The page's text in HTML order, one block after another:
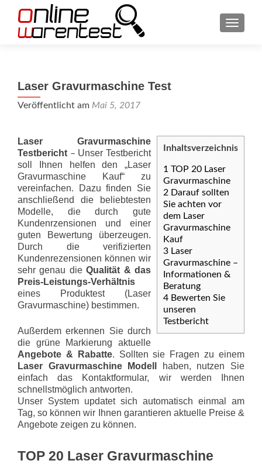
Laser Gravurmaschine Test
Veröffentlicht am Mai 5, 2017
Inhaltsverzeichnis
1 TOP 20 Laser
Gravurmaschine
2 Darauf sollten
Sie achten vor
dem Laser
Gravurmaschine
Kauf
3 Laser
Gravurmaschine –
Informationen &
Beratung
4 Bewerten Sie
unseren
Testbericht
Laser Gravurmaschine
Testbericht – Unser Testbericht
soll Ihnen helfen den „Laser
Gravurmaschine Kauf“ zu
vereinfachen. Dazu finden Sie
anschließend die beliebtesten
Modelle, die durch gute
Kundenrzensionen und einer
guten Bewertung überzeugen.
Durch die verifizierten
Kundenrezensionen können wir
sehr genau dieQualität & das
Preis-Leis­tungs-Ver­hält­nis
eines Produktest (Laser
Gravurmaschine) bestimmen.
Außerdem erkennen Sie durch
die grüne Markierung aktuelle
Angebote & Rabatte. Sollten sie Fragen zu einem
Laser Gravurmaschine Modell
haben, nutzen Sie
einfach das Kontaktformular, wir werden Ihnen
schnellstmöglich antworten.
Unser System updatet sich automatisch einmal am
Tag, so können wir Ihnen garantieren aktuelle Preise &
Angebote zeigen zu können.
TOP 20 Laser Gravurmaschine